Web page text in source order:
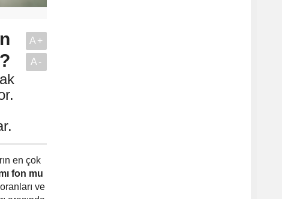
A+
A-
en çok
fon mu
ve